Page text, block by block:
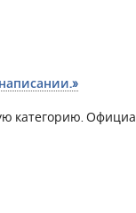
категорию.